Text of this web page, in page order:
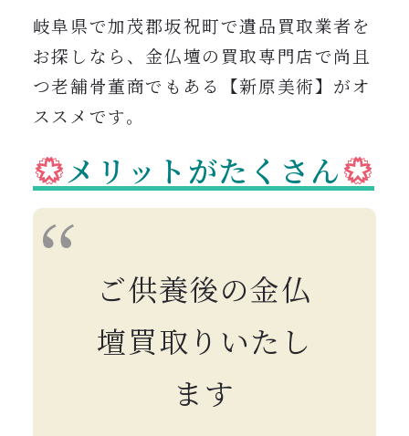
岐阜県で加茂郡坂祝町で遺品買取業者を
お探しなら、金仏壇の買取専門店で尚且
つ老舗骨董商でもある【新原美術】がオ
ススメです。
メリットがたくさん
ご供養後の金仏
壇買取りいたし
ます